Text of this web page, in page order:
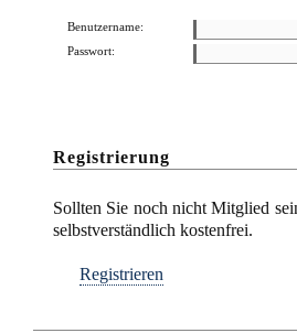
Benutzername:
Passwort:
Registrierung
Sollten Sie noch nicht Mitglied
selbstverständlich kostenfrei.
Registrieren